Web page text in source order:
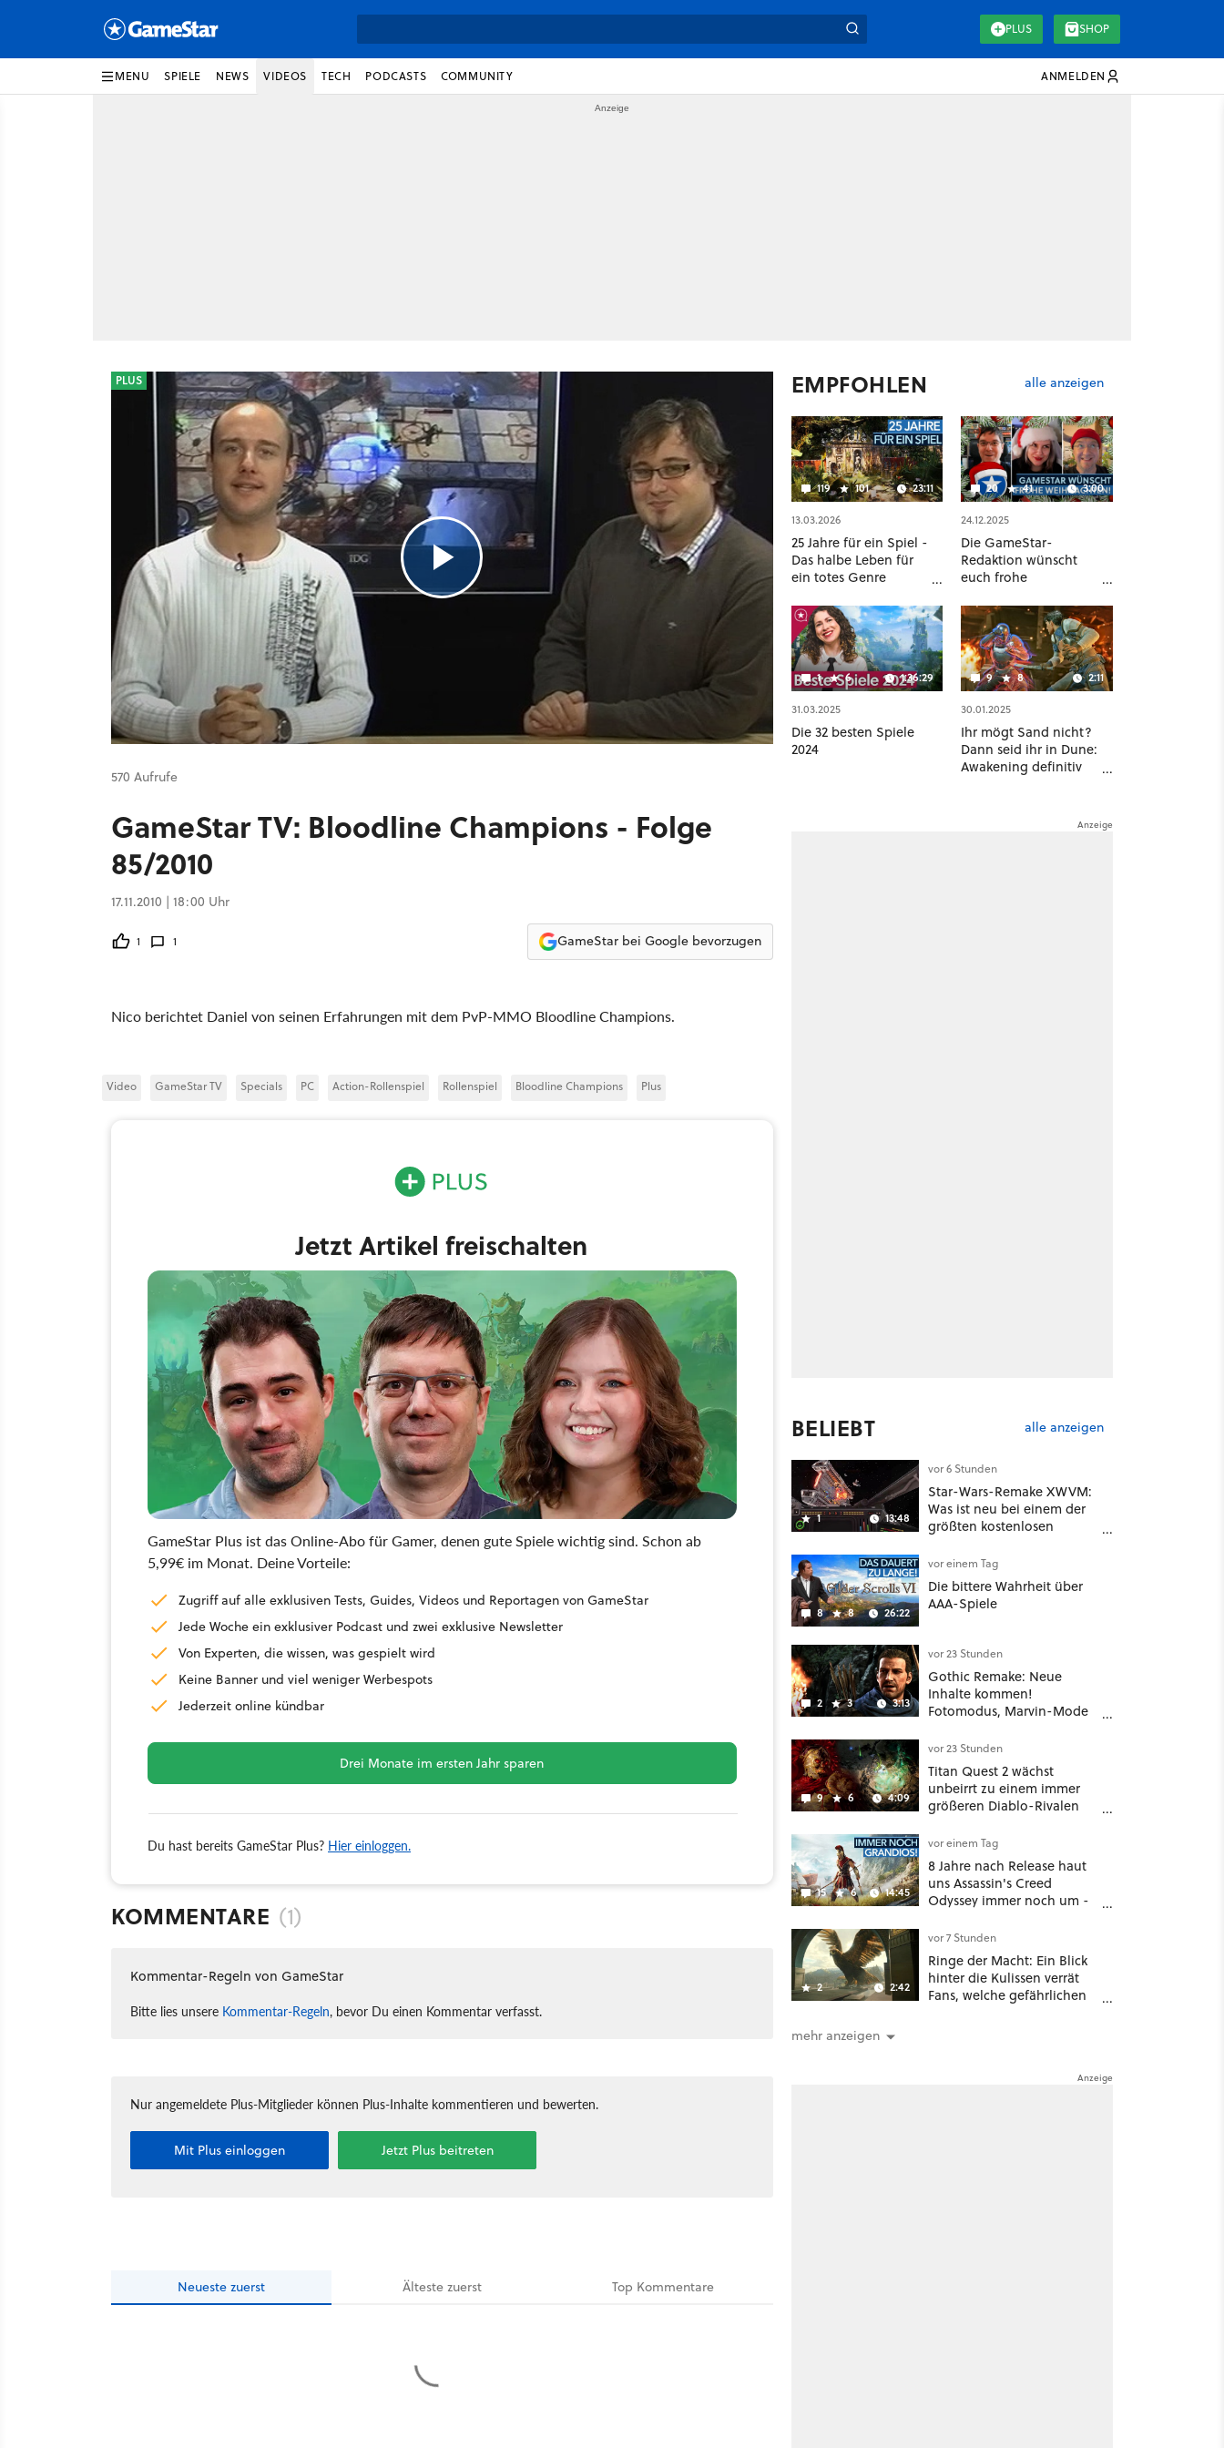
PLUS SHOP
MENU SPIELE NEWS VIDEOS TECH PODCASTS COMMUNITY ANMELDEN
PLUS
570 Aufrufe
GameStar TV: Bloodline Champions - Folge
85/2010
17.11.2010 | 18:00 Uhr
1 1 GameStar bei Google bevorzugen
Nico berichtet Daniel von seinen Erfahrungen mit dem PvP-MMO Bloodline Champions.
Video GameStar TV Specials PC Action-Rollenspiel Rollenspiel Bloodline Champions Plus
Jetzt Artikel freischalten
GameStar Plus ist das Online-Abo für Gamer, denen gute Spiele wichtig sind. Schon ab
5,99€ im Monat. Deine Vorteile:
Zugriff auf alle exklusiven Tests, Guides, Videos und Reportagen von GameStar
Jede Woche ein exklusiver Podcast und zwei exklusive Newsletter
Von Experten, die wissen, was gespielt wird
Keine Banner und viel weniger Werbespots
Jederzeit online kündbar
Drei Monate im ersten Jahr sparen
Du hast bereits GameStar Plus? Hier einloggen.
KOMMENTARE (1)
Kommentar-Regeln von GameStar
Bitte lies unsere Kommentar-Regeln, bevor Du einen Kommentar verfasst.
Nur angemeldete Plus-Mitglieder können Plus-Inhalte kommentieren und bewerten.
Mit Plus einloggen Jetzt Plus beitreten
Neueste zuerst Ältestezuerst Top Kommentare
EMPFOHLEN alle anzeigen
119 101 23:11
13.03.2026
25 Jahre für ein Spiel -
Das halbe Leben für
ein totes Genre
GameStar]
20 41 3:00
24.12.2025
Die GameStar-
Redaktion wünscht
euch frohe
1 6 1:36:29
31.03.2025
Die 32 besten Spiele
2024
9 8 2:11
30.01.2025
Ihr mögt Sand nicht?
Dann seid ihr in Dune:
Awakening definitiv
BELIEBT alle anzeigen
1 13:48
vor 6 Stunden
Star-Wars-Remake XWVM:
Was ist neu bei einem der
größten kostenlosen
8 8 26:22
vor einem Tag
Die bittere Wahrheit über
AAA-Spiele
2 3 3:13
vor 23 Stunden
Gothic Remake: Neue
Inhalte kommen!
Fotomodus, Marvin-Mode
9 6 4:09
vor 23 Stunden
Titan Quest 2 wächst
unbeirrt zu einem immer
größeren Diablo-Rivalen
sogar eine richtige
Beschwörer-Klasse
15 6 14:45
vor einem Tag
8 Jahre nach Release haut
uns Assassin's Creed
Odyssey immer noch um -
2 2:42
vor 7 Stunden
Ringe der Macht: Ein Blick
hinter die Kulissen verrät
Fans, welche gefährlichen
mehr anzeigen